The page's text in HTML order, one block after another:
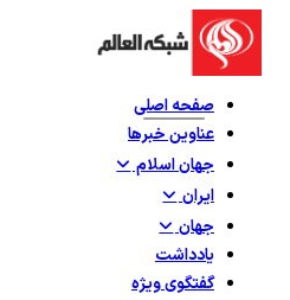
صفحه اصلی
عناوین خبرها
جهان اسلام
ایران
جهان
یادداشت
گفتگوی ویژه